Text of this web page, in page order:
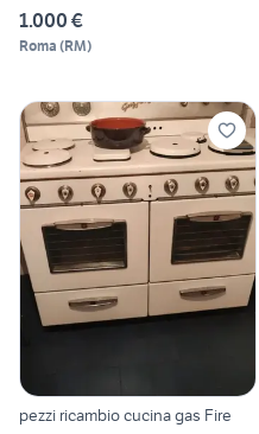
1.000 €
Roma (RM)
pezzi ricambio cucina gas Fire